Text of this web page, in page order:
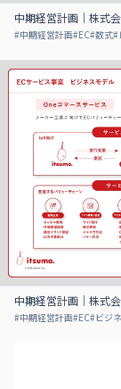
中期経営計画｜株式
#中期経営計画#EC#数式#
中期経営計画｜株式
#中期経営計画#EC#ビジ